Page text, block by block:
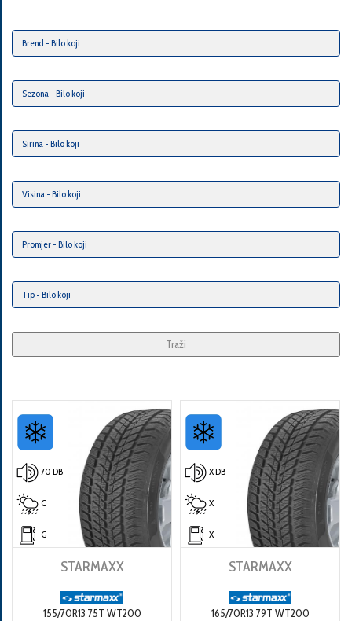
Traži
70 DB
C
G
STARMAXX
155/70R13 75T WT200
X DB
X
X
STARMAXX
165/70R13 79T WT200